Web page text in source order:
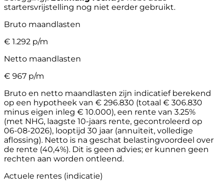
startersvrijstelling nog niet eerder gebruikt.
Bruto maandlasten
€ 1.292 p/m
Netto maandlasten
€ 967 p/m
Bruto en netto maandlasten zijn indicatief berekend
op een hypotheek van € 296.830 (totaal € 306.830
minus eigen inleg € 10.000), een rente van 3.25%
(met NHG, laagste 10-jaars rente, gecontroleerd op
06-08-2026), looptijd 30 jaar (annuïteit, volledige
aflossing). Netto is na geschat belastingvoordeel over
de rente (40,4%). Dit is geen advies; er kunnen geen
rechten aan worden ontleend.
Actuele rentes (indicatie)